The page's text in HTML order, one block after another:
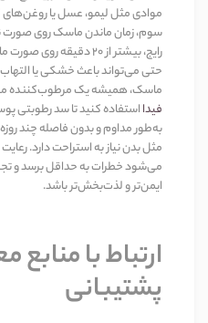
موادی مثل لیمو، عسل یا
سوم، زمان ماندن ماسک روی صورت
رایج، بیشتر از۲۰دقیقه روی صورت
حتی می‌تواند باعث خشکی یا
ماسک، همیشه یک مرطوب‌کننده
فیدااستفاده کنید تا سد رطوبتی
به‌طور مداوم و بدون فاصله چند
مثل بدن نیاز به استراحت دارد.
می‌شود خطرات به حداقل برسد و
ایمن‌تر و لذت‌بخش‌تر باشد.
ارتباط با منابع
پشتیبانی